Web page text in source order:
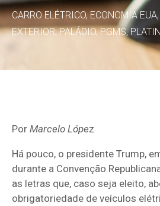
CARRO ELÉTRICO,ECONOMIA EUA,
EXTERIOR,PALÁDIO,PGMS,
Por Marcelo López
Há pouco, o presidente Trump,
durante a Convenção
as letras que, caso seja eleito,
obrigatoriedade de veículos